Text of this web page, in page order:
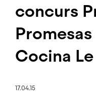
concurs
Cocina
17.04.15